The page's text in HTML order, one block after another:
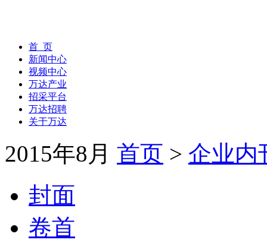
首 页
新闻中心
视频中心
万达产业
招采平台
万达招聘
关于万达
2015年8月 首页 > 企业内
封面
卷首